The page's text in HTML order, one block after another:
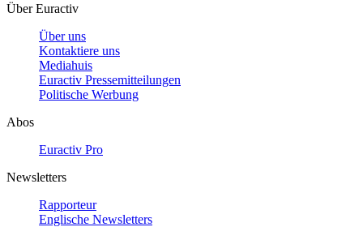
Über Euractiv
Über uns
Kontaktiere uns
Mediahuis
Euractiv Pressemitteilungen
Politische Werbung
Abos
Euractiv Pro
Newsletters
Rapporteur
Englische Newsletters